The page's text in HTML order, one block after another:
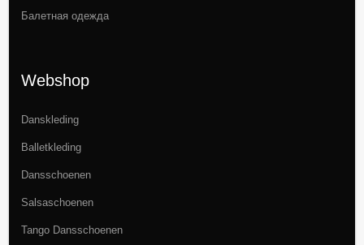
Балетная одежда
Webshop
Danskleding
Balletkleding
Dansschoenen
Salsaschoenen
Tango Dansschoenen